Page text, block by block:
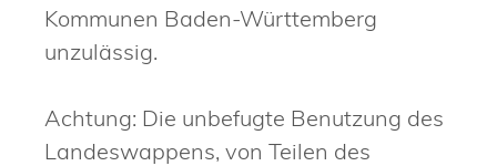
Kommunen Baden-Württemberg
unzulässig.
Achtung: Die unbefugte Benutzung des
Landeswappens, von Teilen des